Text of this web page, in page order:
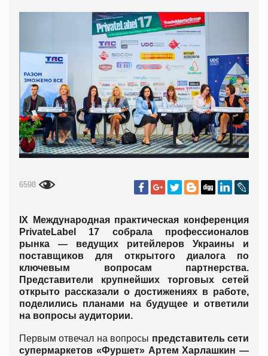
6598
IX Международная практическая конференция
PrivateLabel 17 собрала профессионалов
рынка — ведущих ритейлеров Украины и
поставщиков для открытого диалога по
ключевым вопросам партнерства.
Представители крупнейших торговых сетей
открыто рассказали о достижениях в работе,
поделились планами на будущее и ответили
на вопросы аудитории.
Первым отвечал на вопросы представитель сети
супермаркетов «Фуршет» Артем Харлашкин —